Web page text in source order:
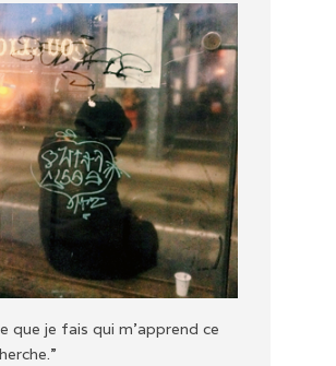
que je fais qui m'apprend ce